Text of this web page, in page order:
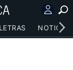
LETRAS NOTICIAS